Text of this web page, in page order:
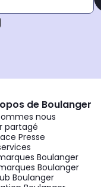
de Boulanger
nous
partagé
Presse
Boulanger
Boulanger
Boulanger